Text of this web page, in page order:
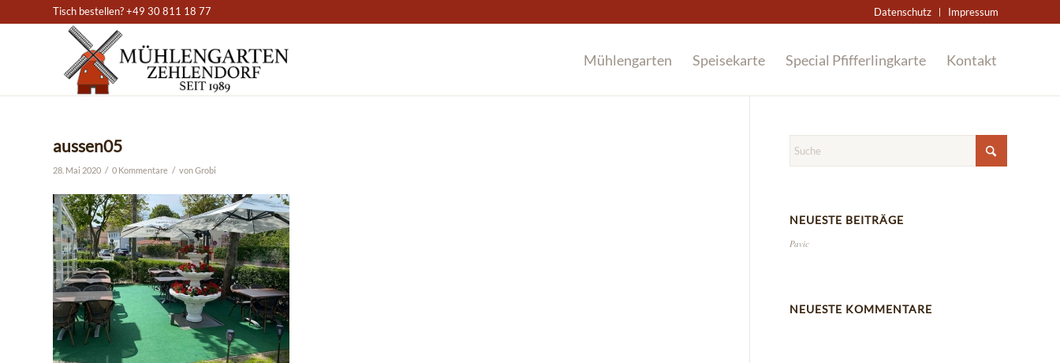
Datenschutz Impressum
Tisch bestellen? +49 30 811 18 77
Mühlengarten Speisekarte Special Pfifferlingkarte Kontakt
aussen05
28. Mai 2020 / 0 Kommentare / vonGrobi
NEUESTE BEITRÄGE
Pavic
NEUESTE KOMMENTARE